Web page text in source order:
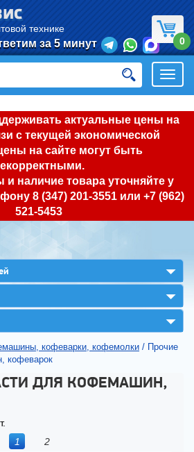
актуальные цены на
с текущей экономической
на сайте могут быть
наличие товара уточняйте у
8 (347) 201-3551или +7 (962)
521-5453
технике
за 5 минут 0
▼
▼
▼
кофеварки, кофемолки / Прочие
кофеварок
ДЛЯ КОФЕМАШИН,
1
2